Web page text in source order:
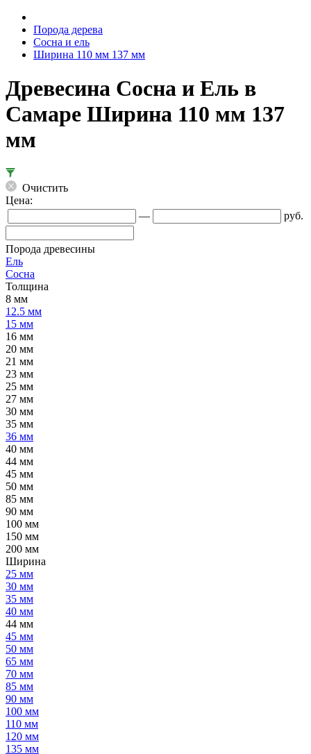
Порода дерева
Сосна и ель
Ширина 110 мм 137 мм
Древесина Сосна и Ель в
Самаре Ширина 110 мм 137
мм
Очистить
Цена:
—
руб.
Порода древесины
Ель
Сосна
Толщина
8 мм
12.5 мм
15 мм
16 мм
20 мм
21 мм
23 мм
25 мм
27 мм
30 мм
35 мм
36 мм
40 мм
44 мм
45 мм
50 мм
85 мм
90 мм
100 мм
150 мм
200 мм
Ширина
25 мм
30 мм
35 мм
40 мм
44 мм
45 мм
50 мм
65 мм
70 мм
85 мм
90 мм
100 мм
110 мм
120 мм
135 мм